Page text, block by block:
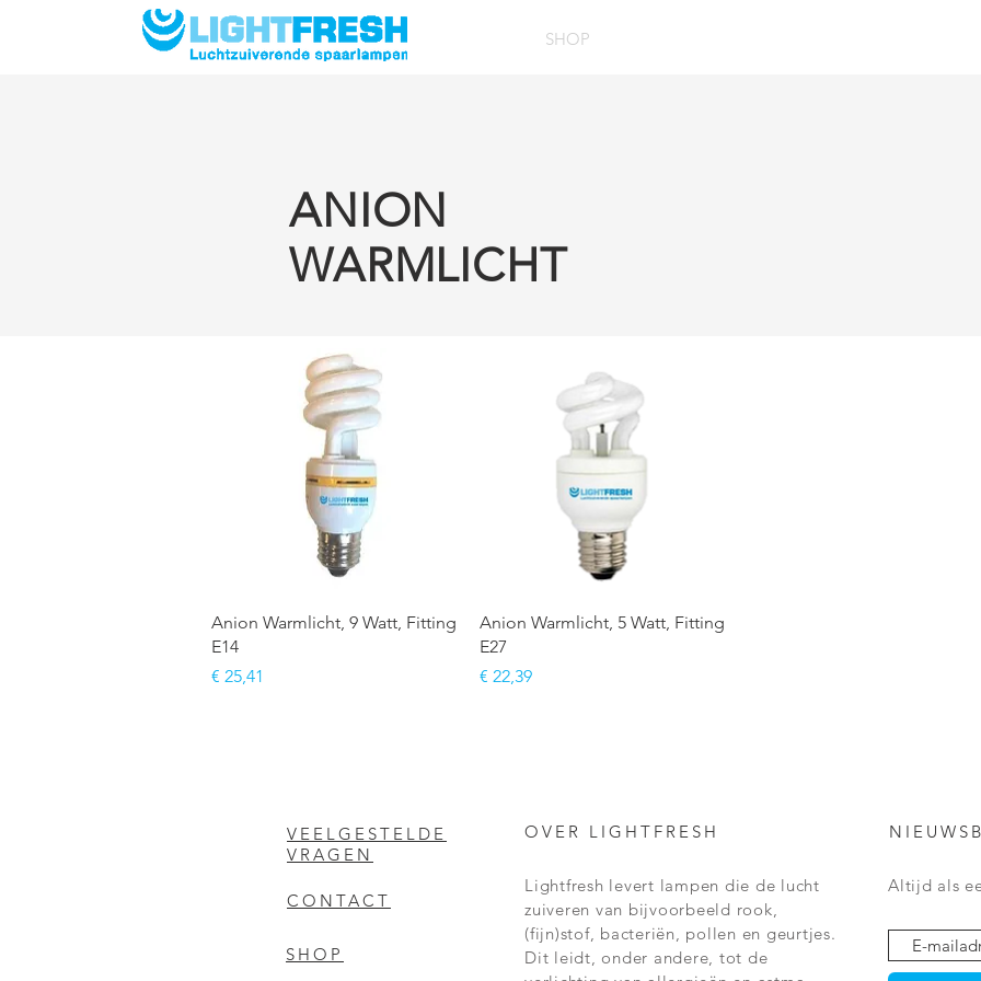
SHOP
ANION
WARMLICHT
Snel overzicht
Anion Warmlicht, 9 Watt, Fitting
E14
Prijs
€ 25,41
Snel overzicht
Anion Warmlicht, 5 Watt, Fitting
E27
Prijs
€ 22,39
VEELGESTELDE
VRAGEN
CONTACT
SHOP
OVER LIGHTFRESH
Lightfresh levert lampen die de lucht
zuiveren van bijvoorbeeld rook,
(fijn)stof, bacteriën, pollen en geurtjes.
Dit leidt, onder andere, tot de
Altijd als